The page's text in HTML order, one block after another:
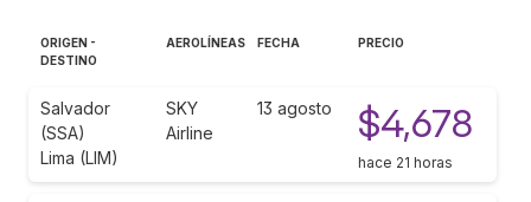
ORIGEN -
DESTINO
AEROLÍNEAS FECHA PRECIO
Salvador
(SSA)
Lima (LIM)
SKY
Airline
13 agosto $4,678
hace 21 horas